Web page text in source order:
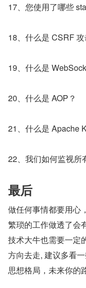
17、您使用了哪些
18、什么是 CSRF 攻
19、什么是
20、什么是 AOP？
21、什么是 Apache
22、我们如何监视所
最后
做任何事情都要用心
繁琐的工作做透了会
技术大牛也需要一定
方向去走, 建议多看
思想格局，未来你的